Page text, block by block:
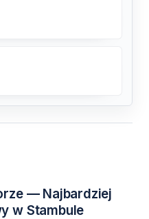
— Najbardziej
w Stambule